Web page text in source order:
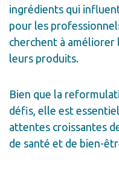
ingrédients qui
pour les
cherchent à
leurs produits.
Bien que la
défis, elle est
attentes croissantes
de santé et de bien-